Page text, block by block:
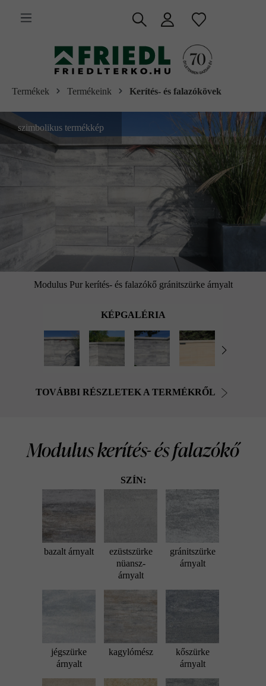
tartalomra
Termékek Termékeink Kerítés- és falazókövek
Modulus Pur kerítés- és falazókő gránitszürke árnyalt
szimbolikus termékkép
KÉPGALÉRIA
TOVÁBBI RÉSZLETEK A TERMÉKRŐL
Modulus kerítés- és falazókő
SZÍN:
bazalt árnyalt
ezüstszürke
nüansz-
árnyalt
gránitszürke
árnyalt
jégszürke
árnyalt
kagylómész
kőszürke
árnyalt